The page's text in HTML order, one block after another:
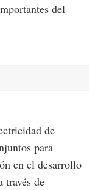
del
de
para
en el desarrollo
través de